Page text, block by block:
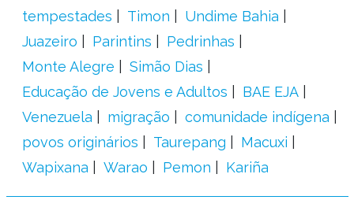
tempestades
Timon
Undime Bahia
Juazeiro
Parintins
Pedrinhas
Monte Alegre
Simão Dias
Educação de Jovens e Adultos
BAE EJA
Venezuela
migração
comunidade indígena
povos originários
Taurepang
Macuxi
Wapixana
Warao Pemon Kariña